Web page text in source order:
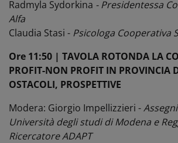
Radmyla Sydorkina -Presidentessa
Alfa
Claudia Stasi - Psicologa Cooperativa
Ore 11:50 | TAVOLA ROTONDA LA
PROFIT-NON PROFIT IN PROVINCIA
OSTACOLI, PROSPETTIVE
Modera: Giorgio Impellizzieri -
Università degli studi di Modena e
Ricercatore ADAPT